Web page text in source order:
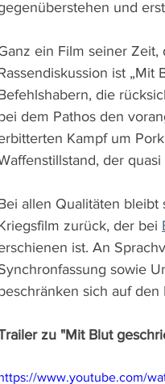
und
ein Film seiner
ist „Mit
die
dem Pathos den
Kampf um
der
allen Qualitäten
zurück, der bei
ist. An
sowie
sich auf
zu "Mit Blut
www.youtube.com/